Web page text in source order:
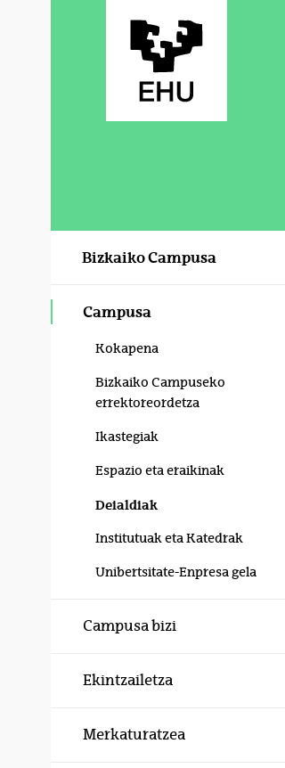
Bizkaiko Campusa
Campusa
Kokapena
Bizkaiko Campuseko
errektoreordetza
Ikastegiak
Espazio eta eraikinak
Deialdiak
Institutuak eta Katedrak
Unibertsitate-Enpresa gela
Campusa bizi
Ekintzailetza
Merkaturatzea